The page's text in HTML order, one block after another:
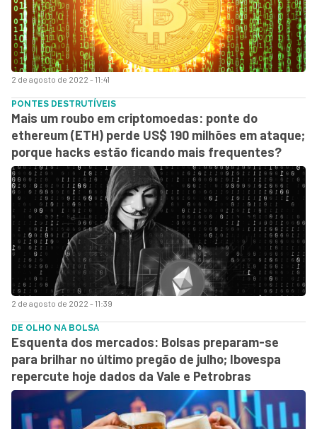
2 de agosto de 2022 - 11:41
2 de agosto de 2022 - 11:39
PONTES DESTRUTÍVEIS
Mais um roubo em criptomoedas: ponte do
ethereum (ETH) perde US$ 190 milhões em ataque;
porque hacks estão ficando mais frequentes?
DE OLHO NA BOLSA
Esquenta dos mercados: Bolsas preparam-se
para brilhar no último pregão de julho; Ibovespa
repercute hoje dados da Vale e Petrobras